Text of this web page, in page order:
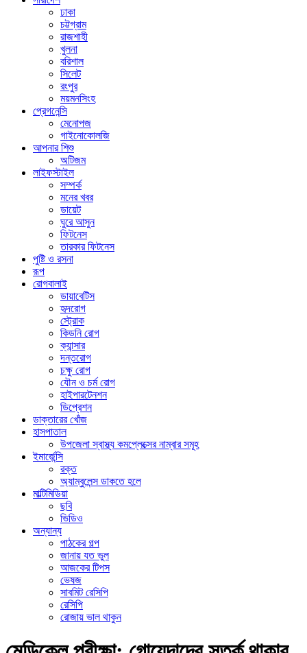
ঢাকা
চট্টগ্রাম
রাজশাহী
খুলনা
বরিশাল
সিলেট
রংপুর
ময়মনসিংহ
প্রেগনেন্সি
মেনোপজ
গাইনোকোলজি
আপনার শিশু
অটিজম
লাইফস্টাইল
সম্পর্ক
মনের খবর
ডায়েট
ঘুরে আসুন
ফিটনেস
তারকার ফিটনেস
পুষ্টি ও রসনা
রূপ
রোগবালাই
ডায়াবেটিস
হৃদরোগ
স্ট্রোক
কিডনি রোগ
ক্যান্সার
দন্তরোগ
চক্ষু রোগ
যৌন ও চর্ম রোগ
হাইপারটেনশন
ডিপ্রেশন
ডাক্তারের খোঁজ
হাসপাতাল
উপজেলা স্বাস্থ্য কমপ্লেক্সের নাম্বার সমূহ
ইমার্জেন্সি
রক্ত
অ্যাম্বুলেন্স ডাকতে হলে
মাল্টিমিডিয়া
ছবি
ভিডিও
অন্যান্য
পাঠকের গল্প
জানায় যত ভুল
আজকের টিপস
ভেষজ
সাবমিট রেসিপি
রেসিপি
রোজায় ভাল থাকুন